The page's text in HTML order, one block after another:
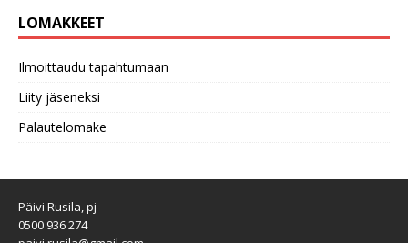
LOMAKKEET
Ilmoittaudu tapahtumaan
Liity jäseneksi
Palautelomake
Päivi Rusila, pj
0500 936 274